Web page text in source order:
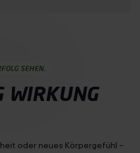
SEHEN.
WIRKUNG
oder neues Körpergefühl –